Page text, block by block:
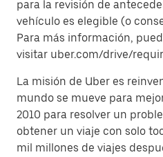
para la revisión de
vehículo es elegible (o
Para más información,
visitar uber.com/drive/
La misión de Uber es
mundo se mueve para
2010 para resolver un
obtener un viaje con solo
mil millones de viajes